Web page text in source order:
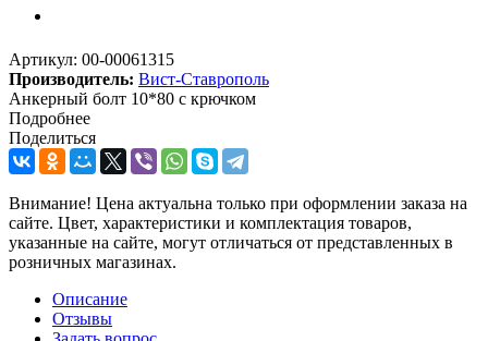
Артикул: 00-00061315
Производитель: Вист-Ставрополь
Анкерный болт 10*80 с крючком
Подробнее
Поделиться
Внимание! Цена актуальна только при оформлении заказа на
сайте. Цвет, характеристики и комплектация товаров,
указанные на сайте, могут отличаться от представленных в
розничных магазинах.
Описание
Отзывы